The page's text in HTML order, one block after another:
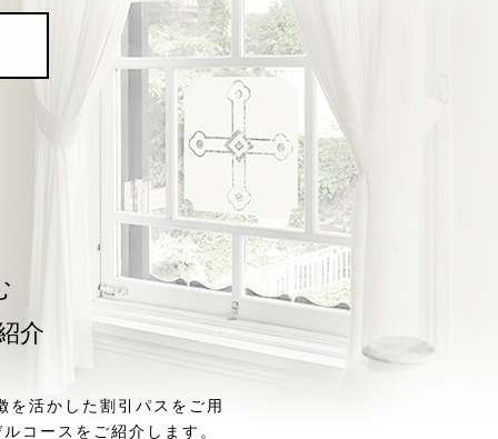
介
を活かした割引パスをご用
コースをご紹介します。